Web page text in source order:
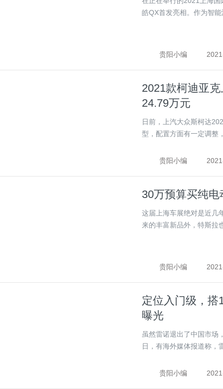
皓QX首发亮相。作为智
贵阳小编
2021款柯迪亚
24.79万元
日前，上汽大众斯柯达
型，配置方面有一定调整
贵阳小编
30万预算买纯
这届上海车展绝对是近几
来的丰富新品外，特斯拉
贵阳小编
定位入门级，搭
曝光
虽然雷诺退出了中国市场
日，有海外媒体报道称，
贵阳小编